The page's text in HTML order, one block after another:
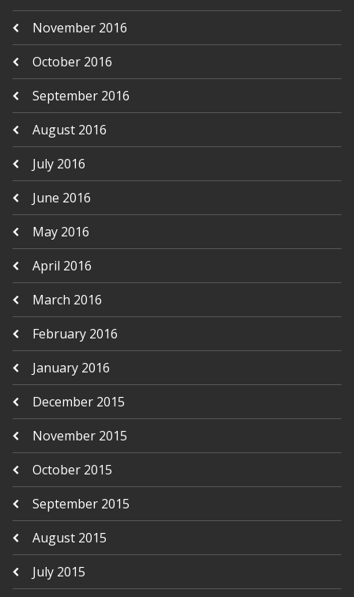
November 2016
October 2016
September 2016
August 2016
July 2016
June 2016
May 2016
April 2016
March 2016
February 2016
January 2016
December 2015
November 2015
October 2015
September 2015
August 2015
July 2015